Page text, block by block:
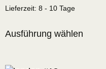
Lieferzeit: 8 - 10 Tage
Ausführung wählen